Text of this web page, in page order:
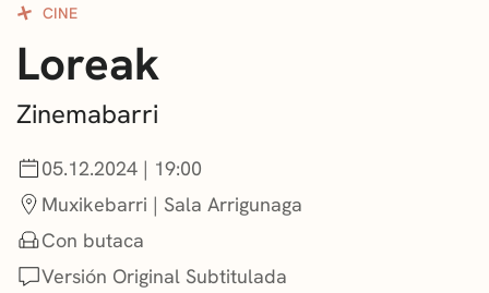
NOTICIAS
GETXO KULTURA
ASOCIACIONES CULTURALES
CINE
Loreak
Zinemabarri
05.12.2024 | 19:00
Muxikebarri | Sala Arrigunaga
Con butaca
Versión Original Subtitulada